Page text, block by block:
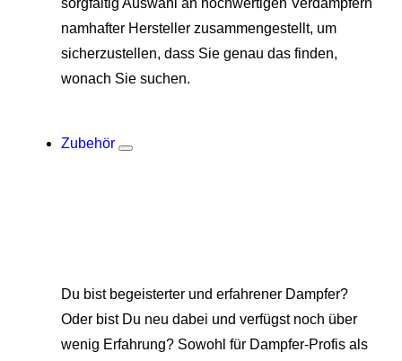
namhafter Hersteller zusammengestellt, um
sicherzustellen, dass Sie genau das finden,
wonach Sie suchen.
Zubehör
Du bist begeisterter und erfahrener Dampfer?
Oder bist Du neu dabei und verfügst noch über
wenig Erfahrung? Sowohl für Dampfer-Profis als